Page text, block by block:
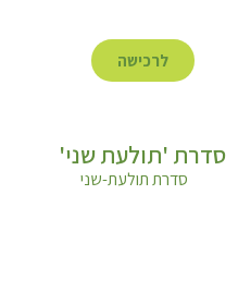
לרכישה
סדרת 'תולעת שני'